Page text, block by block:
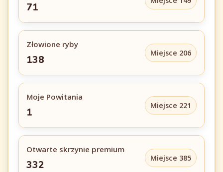
71
Złowione ryby
138
Miejsce 206
Moje Powitania
1
Miejsce 221
Otwarte skrzynie premium
332
Miejsce 385